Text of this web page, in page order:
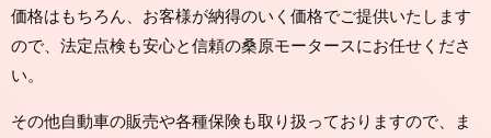
価格はもちろん、お客様が納得のいく価格でご提供いたします
ので、法定点検も安心と信頼の桑原モータースにお任せくださ
い。
その他自動車の販売や各種保険も取り扱っておりますので、ま